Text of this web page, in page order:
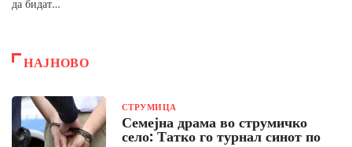
да бидат…
НАЈНОВО
СТРУМИЦА
Семејна драма во струмичко
село: Татко го турнал синот по